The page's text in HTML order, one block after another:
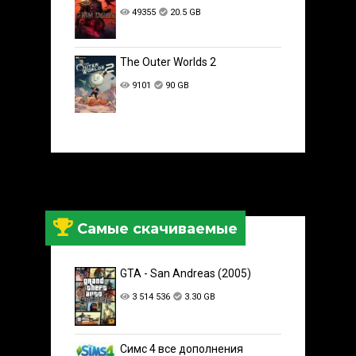
49355 20.5 GB
The Outer Worlds 2
9101 90 GB
Самые скачиваемые
GTA - San Andreas (2005)
3 514 536 3.30 GB
Симс 4 все дополнения